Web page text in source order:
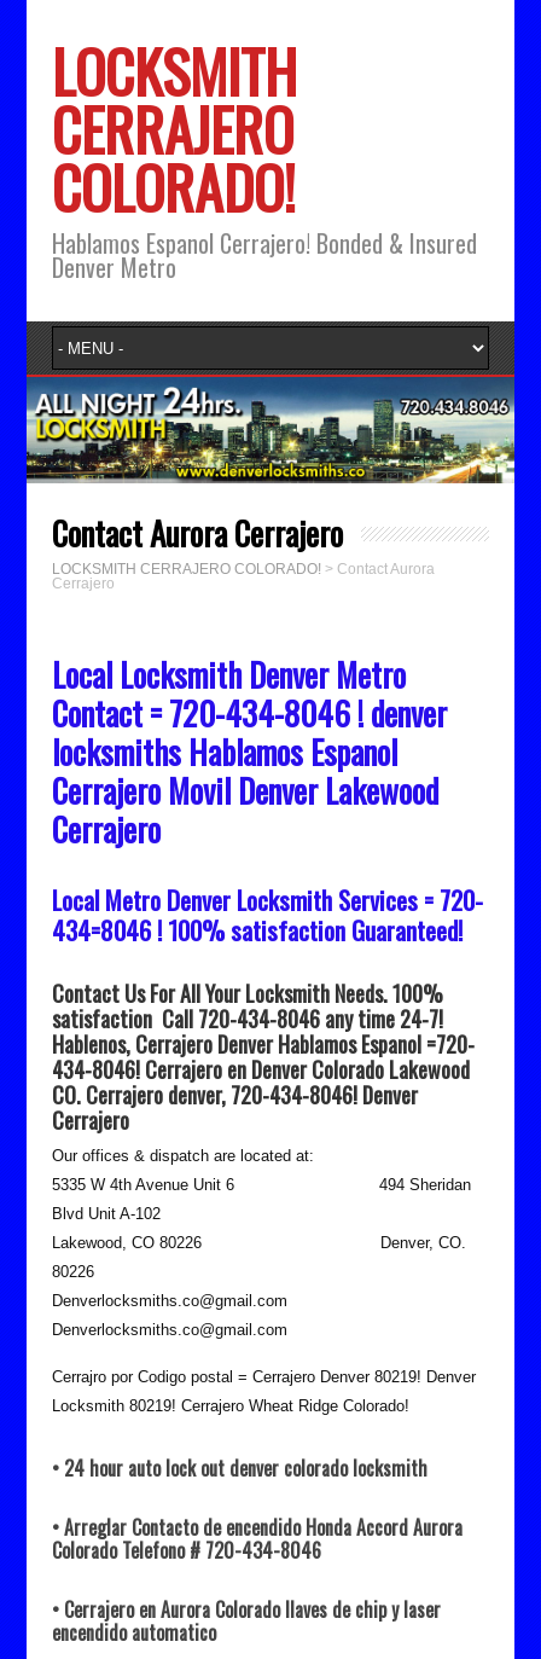
LOCKSMITH
CERRAJERO
COLORADO!
Hablamos Espanol Cerrajero! Bonded & Insured
Denver Metro
Contact Aurora Cerrajero
LOCKSMITH CERRAJERO COLORADO!> Contact Aurora
Cerrajero
Local Locksmith Denver Metro
Contact = 720-434-8046 ! denver
locksmiths Hablamos Espanol
Cerrajero Movil Denver Lakewood
Cerrajero
Local Metro Denver Locksmith Services = 720-
434=8046 ! 100% satisfaction Guaranteed!
Contact Us For All Your Locksmith Needs. 100%
satisfaction Call 720-434-8046 any time 24-7!
Hablenos, Cerrajero Denver Hablamos Espanol =720-
434-8046! Cerrajero en Denver Colorado Lakewood
CO. Cerrajero denver, 720-434-8046! Denver
Cerrajero
Our offices & dispatch are located at:
5335 W 4th Avenue Unit 6 494 Sheridan
Blvd Unit A-102
Lakewood, CO 80226 Denver, CO.
80226
Denverlocksmiths.co@gmail.com
Denverlocksmiths.co@gmail.com
Cerrajro por Codigo postal = Cerrajero Denver 80219! Denver
Locksmith 80219! Cerrajero Wheat Ridge Colorado!
• 24 hour auto lock out denver colorado locksmith
• Arreglar Contacto de encendido Honda Accord Aurora
Colorado Telefono # 720-434-8046
• Cerrajero en Aurora Colorado llaves de chip y laser
encendido automatico